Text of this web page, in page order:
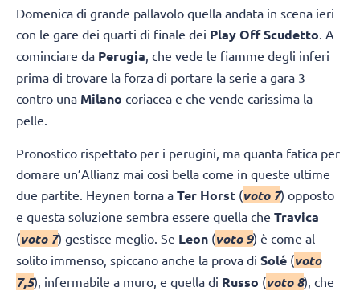
Domenica di grande pallavolo quella andata in scena ieri
con le gare dei quarti di finale dei Play Off Scudetto. A
cominciare da Perugia, che vede le fiamme degli inferi
prima di trovare la forza di portare la serie a gara 3
contro una Milano coriacea e che vende carissima la
pelle.
Pronostico rispettato per i perugini, ma quanta fatica per
domare un’Allianz mai così bella come in queste ultime
due partite. Heynen torna a Ter Horst (voto 7) opposto
e questa soluzione sembra essere quella che Travica
(voto 7) gestisce meglio. Se Leon (voto 9) è come al
solito immenso, spiccano anche la prova di Solé (voto
7,5), infermabile a muro, e quella di Russo (voto 8), che